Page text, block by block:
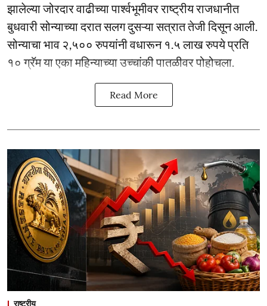
झालेल्या जोरदार वाढीच्या पार्श्वभूमीवर राष्ट्रीय राजधानीत
बुधवारी सोन्याच्या दरात सलग दुसऱ्या सत्रात तेजी दिसून आली.
सोन्याचा भाव २,५०० रुपयांनी वधारून १.५ लाख रुपये प्रति
१० ग्रॅम या एका महिन्याच्या उच्चांकी पातळीवर पोहोचला.
Read More
राष्ट्रीय